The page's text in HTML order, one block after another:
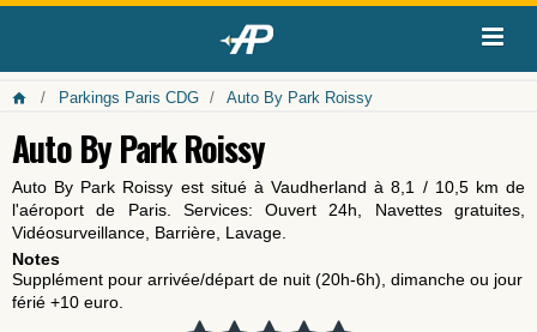
Parkings Paris CDG Auto By Park Roissy
Auto By Park Roissy
Auto By Park Roissy est situé à Vaudherland à8,1 / 10,5km de
l'aéroport de Paris. Services: Ouvert 24h, Navettes gratuites,
Vidéosurveillance, Barrière, Lavage.
Notes
Supplément pour arrivée/départ de nuit (20h-6h), dimanche ou jour
férié +10 euro.